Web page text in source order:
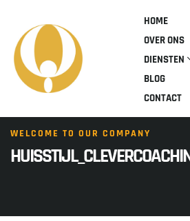
HOME
OVER ONS
DIENSTEN
BLOG
CONTACT
WELCOME TO OUR COMPANY